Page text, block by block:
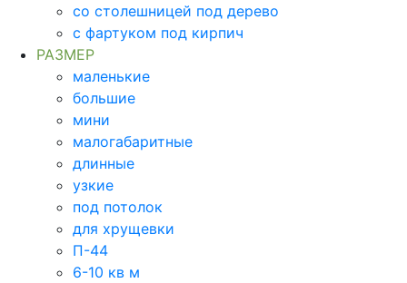
со столешницей под дерево
с фартуком под кирпич
РАЗМЕР
маленькие
большие
мини
малогабаритные
длинные
узкие
под потолок
для хрущевки
П-44
6-10 кв м